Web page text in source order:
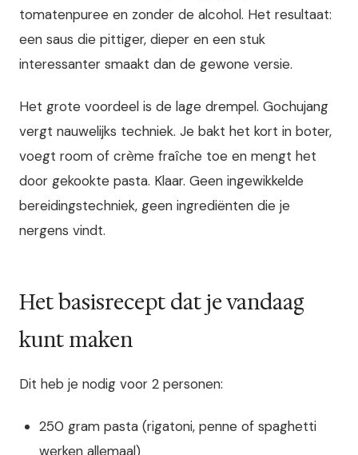
tomatenpuree en zonder de alcohol. Het resultaat:
een saus die pittiger, dieper en een stuk
interessanter smaakt dan de gewone versie.
Het grote voordeel is de lage drempel. Gochujang
vergt nauwelijks techniek. Je bakt het kort in boter,
voegt room of crème fraîche toe en mengt het
door gekookte pasta. Klaar. Geen ingewikkelde
bereidingstechniek, geen ingrediënten die je
nergens vindt.
Het basisrecept dat je vandaag
kunt maken
Dit heb je nodig voor 2 personen:
250 gram pasta (rigatoni, penne of spaghetti
werken allemaal)